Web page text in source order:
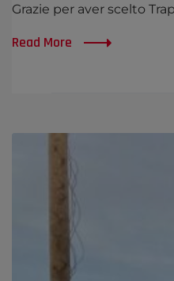
Grazie per aver scelto
Read More